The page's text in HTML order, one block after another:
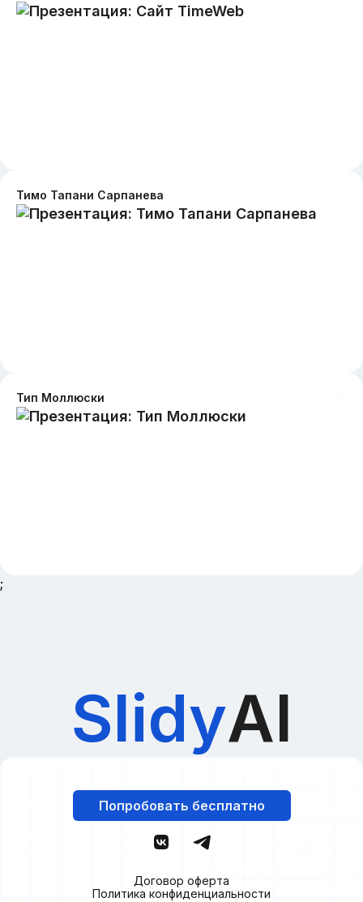
Тимо Тапани Сарпанева
Тип Моллюски
;
SlidyAI
Попробовать бесплатно
Договор оферта
Политика конфиденциальности